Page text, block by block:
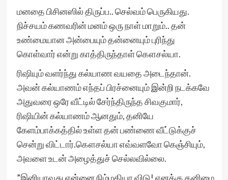
மனதை பிசினஸில் திருப்ப.. செல்வம் பெருகியது.
நிச்சயம் கணவரின் மனம் ஒரு நாள் மாறும்.. தன்
உண்மையான அன்பையும் தன்னையும் புரிந்து
கொள்வார் என்று காத்திருந்தாள் கௌசல்யா.
ரிஷியும் வளர்ந்து கல்யாண வயதை அடைந்தான்.
அவன் கல்யாணம் எந்தப் பிரச்னையும் இன்றி நடக்கவே
அதுவரை ஒரே வீட்டில் சேர்ந்திருந்த சிவகுமார்,
ரிஷியின் கல்யாணம் ஆனதும், தனியே
கேளம்பாக்கத்தில் உள்ள தன் பண்ணை வீட்டுக்குச்
சென்று விட்டார்.கௌசல்யா எவ்வளவோ கெஞ்சியும்,
அவளை உடன் அழைத்துச் செல்லவில்லை.
”இனியாவது என்னை நிம்மதியா விடு! எனக்கு தனிமை